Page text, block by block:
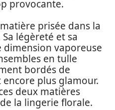
provocante.
prisée dans la
légèreté et sa
vaporeuse
en tulle
bordés de
plus glamour.
deux matières
la lingerie florale.